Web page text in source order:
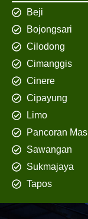
Beji
Bojongsari
Cilodong
Cimanggis
Cinere
Cipayung
Limo
Pancoran Mas
Sawangan
Sukmajaya
Tapos